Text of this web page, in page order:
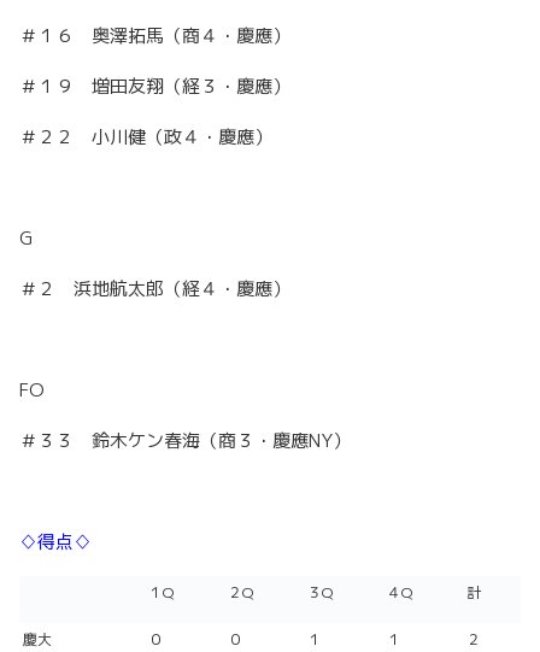
＃１６ 奥澤拓馬（商４・慶應）
＃１９ 増田友翔（経３・慶應）
＃２２ 小川健（政４・慶應）
G
＃２ 浜地航太郎（経４・慶應）
FO
＃３３ 鈴木ケン春海（商３・慶應NY）
♢得点♢
１Q ２Q ３Q ４Q 計
慶大 ０ ０ １ １ ２